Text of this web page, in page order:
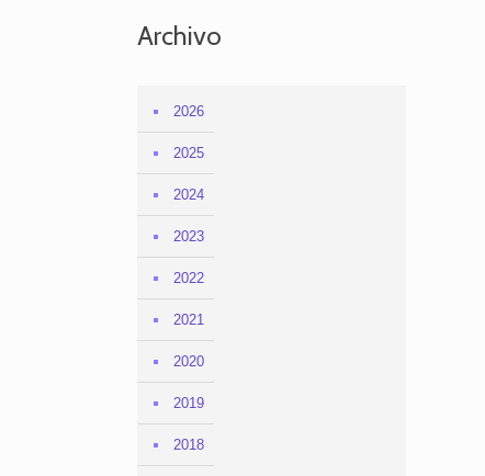
Archivo
2026
2025
2024
2023
2022
2021
2020
2019
2018